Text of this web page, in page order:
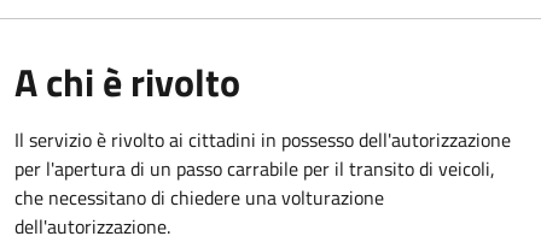
A chi è rivolto
Il servizio è rivolto ai cittadini in possesso dell'autorizzazione
per l'apertura di un passo carrabile per il transito di veicoli,
che necessitano di chiedere una volturazione
dell'autorizzazione.